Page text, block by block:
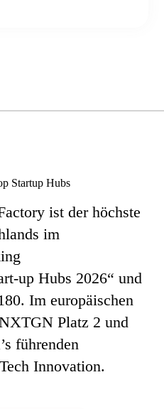
Startup Hubs
ist der höchste
im
up Hubs 2026“ und
Im europäischen
Platz 2 und
führenden
Innovation.